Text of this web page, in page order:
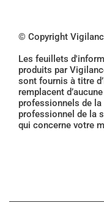
© Copyright
Les feuillets
produits par
sont fournis à titre
remplacent
professionnels de
professionnel de la
qui concerne votre